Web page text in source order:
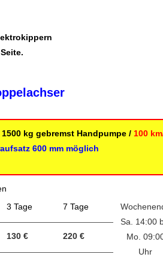
kg gebremst Handpumpe / 100
600 mm möglich
3 Tage 7 Tage
Sa. 14:00
Mo.
Uhr
130 € 220 €